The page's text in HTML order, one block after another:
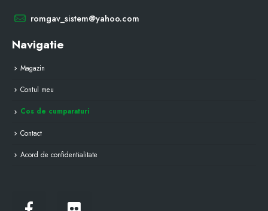
romgav_sistem@yahoo.com
Navigatie
Magazin
Contul meu
Cos de cumparaturi
Contact
Acord de confidentialitate